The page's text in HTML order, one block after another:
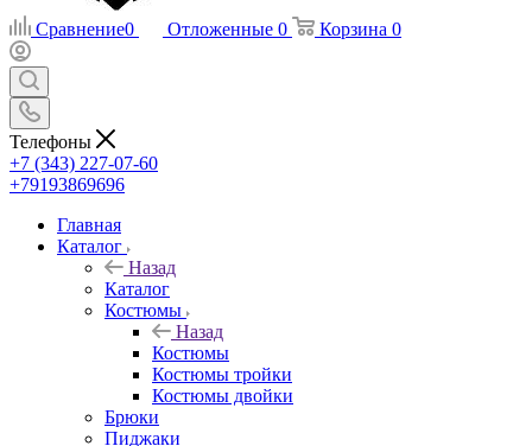
Сравнение0 Отложенные 0 Корзина 0
Телефоны
+7 (343) 227-07-60
+79193869696
Главная
Каталог
Назад
Каталог
Костюмы
Назад
Костюмы
Костюмы тройки
Костюмы двойки
Брюки
Пиджаки